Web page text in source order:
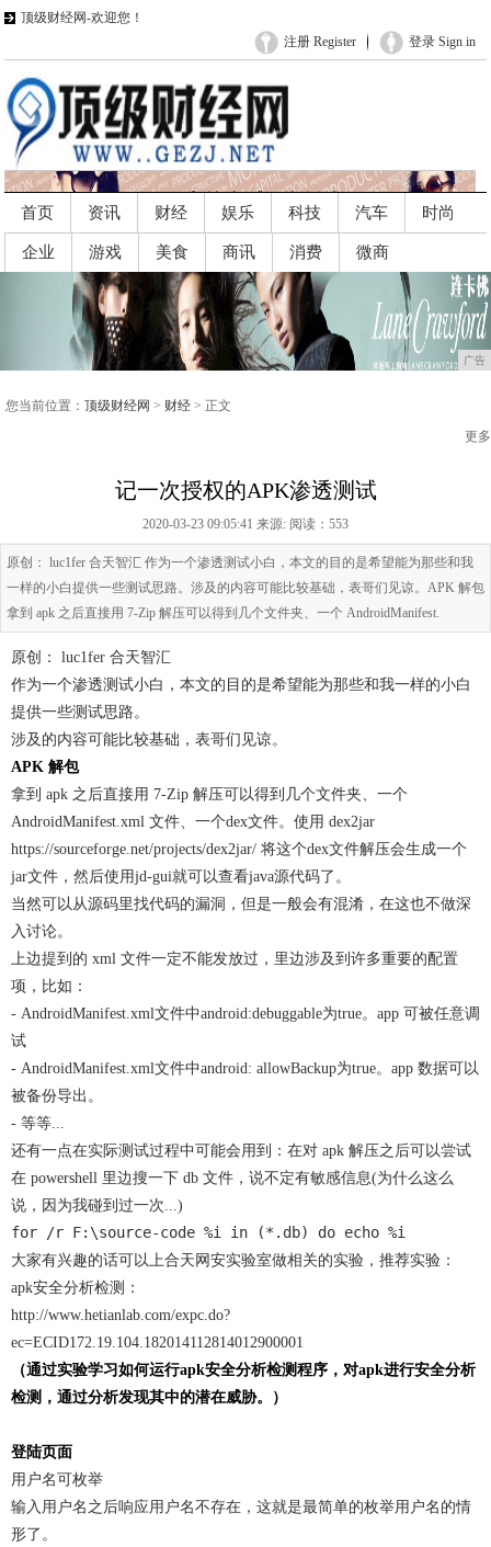
顶级财经网-欢迎您！
登录 Sign in
注册 Register
首页 资讯 财经 娱乐 科技 汽车 时尚
企业 游戏 美食 商讯 消费 微商
广告
您当前位置： 顶级财经网 > 财经 > 正文
更多
记一次授权的APK渗透测试
2020-03-23 09:05:41 来源: 阅读：553
原创： luc1fer 合天智汇 作为一个渗透测试小白，本文的目的是希望能为那些和我
一样的小白提供一些测试思路。涉及的内容可能比较基础，表哥们见谅。APK 解包
拿到 apk 之后直接用 7-Zip 解压可以得到几个文件夹、一个 AndroidManifest.
原创： luc1fer 合天智汇
作为一个渗透测试小白，本文的目的是希望能为那些和我一样的小白
提供一些测试思路。
涉及的内容可能比较基础，表哥们见谅。
APK 解包
拿到 apk 之后直接用 7-Zip 解压可以得到几个文件夹、一个
AndroidManifest.xml 文件、一个dex文件。使用 dex2jar
https://sourceforge.net/projects/dex2jar/ 将这个dex文件解压会生成一个
jar文件，然后使用jd-gui就可以查看java源代码了。
当然可以从源码里找代码的漏洞，但是一般会有混淆，在这也不做深
入讨论。
上边提到的 xml 文件一定不能发放过，里边涉及到许多重要的配置
项，比如：
- AndroidManifest.xml文件中android:debuggable为true。app 可被任意调
试
- AndroidManifest.xml文件中android: allowBackup为true。app 数据可以
被备份导出。
- 等等...
还有一点在实际测试过程中可能会用到：在对 apk 解压之后可以尝试
在 powershell 里边搜一下 db 文件，说不定有敏感信息(为什么这么
说，因为我碰到过一次...)
for /r F:\source-code %i in (*.db) do echo %i
大家有兴趣的话可以上合天网安实验室做相关的实验，推荐实验：
apk安全分析检测：
http://www.hetianlab.com/expc.do?
ec=ECID172.19.104.182014112814012900001
（通过实验学习如何运行apk安全分析检测程序，对apk进行安全分析
检测，通过分析发现其中的潜在威胁。）
登陆页面
用户名可枚举
输入用户名之后响应用户名不存在，这就是最简单的枚举用户名的情
形了。